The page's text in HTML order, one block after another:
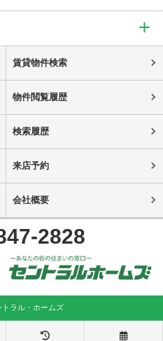
賃貸物件検索
物件閲覧履歴
検索履歴
来店予約
会社概要
2828
ラル・ホームズ